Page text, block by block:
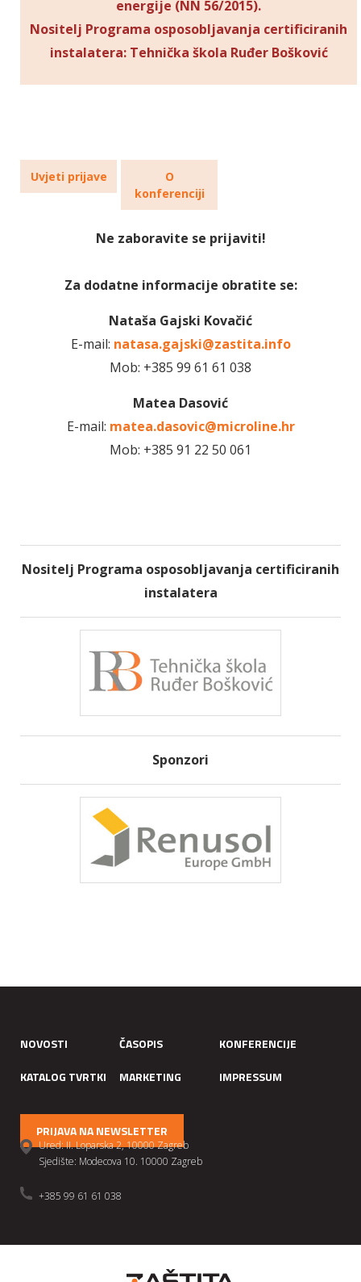
energije (NN 56/2015).
Nositelj Programa osposobljavanja certificiranih
instalatera: Tehnička škola Ruđer Bošković
Uvjeti prijave
O
konferenciji
Ne zaboravite se prijaviti!
Za dodatne informacije obratite se:
Nataša Gajski Kovačić
E-mail: natasa.gajski@zastita.info
Mob: +385 99 61 61 038
Matea Dasović
E-mail: matea.dasovic@microline.hr
Mob: +385 91 22 50 061
Nositelj Programa osposobljavanja certificiranih
instalatera
Sponzori
NOVOSTI ČASOPIS
KONFERENCIJE
KATALOG TVRTKI
MARKETING IMPRESSUM
PRIJAVA NA NEWSLETTER
Ured: II. Loparska 2, 10000 Zagreb
Sjedište: Modecova 10. 10000 Zagreb
+385 99 61 61 038